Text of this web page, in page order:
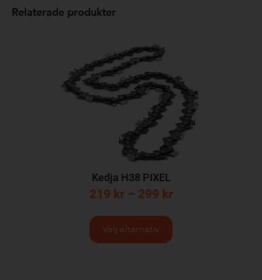
Relaterade produkter
Kedja H38 PIXEL
219 kr – 299 kr
Välj alternativ